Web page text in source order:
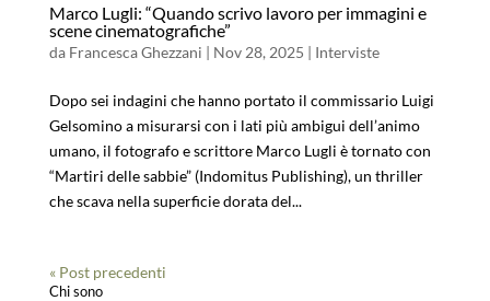
Marco Lugli: “Quando scrivo lavoro per immagini e
scene cinematografiche”
da Francesca Ghezzani | Nov 28, 2025 | Interviste
Dopo sei indagini che hanno portato il commissario Luigi
Gelsomino a misurarsi con i lati più ambigui dell’animo
umano, il fotografo e scrittore Marco Lugli è tornato con
“Martiri delle sabbie” (Indomitus Publishing), un thriller
che scava nella superficie dorata del...
« Post precedenti
Chi sono